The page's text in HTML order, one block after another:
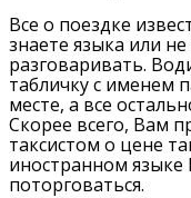
Все о поездке
знаете языка или
разговаривать.
табличку с именем
месте, а все
Скорее всего, Вам
таксистом о цене
иностранном
поторговаться.